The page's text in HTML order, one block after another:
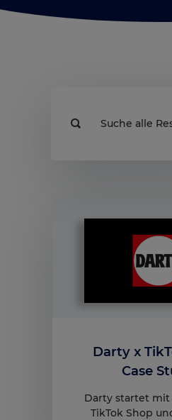
Darty x
Case
Darty startet mit
TikTok Shop